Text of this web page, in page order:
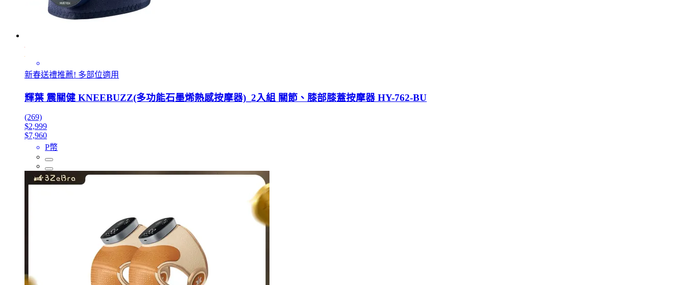
新春送禮推薦! 多部位適用
輝葉 震關健 KNEEBUZZ(多功能石墨烯熱感按摩器)_2入組 關節、膝部膝蓋按摩器 HY-762-BU
(269)
$2,999
$7,960
P幣